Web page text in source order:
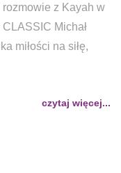
z Kayah w
Michał
miłości na siłę,
czytaj więcej...